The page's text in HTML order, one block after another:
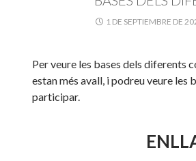
1 DE SEPTIEMBRE DE
Per veure les bases dels diferents
estan més avall, i podreu veure les
participar.